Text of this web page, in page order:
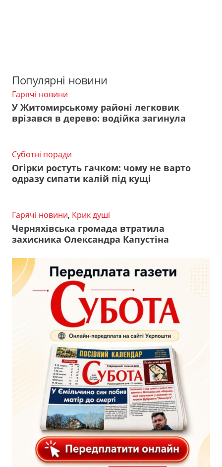
Популярні новини
Гарячі новини
У Житомирському районі легковик
врізався в дерево: водійка загинула
Суботні поради
Огірки ростуть гачком: чому не варто
одразу сипати калій під кущі
Гарячі новини, Крик душі
Черняхівська громада втратила
захисника Олександра Капустіна